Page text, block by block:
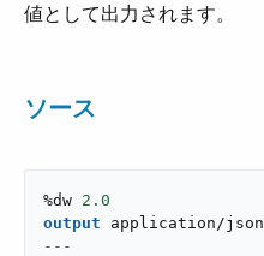
値として出力されます。
ソース
%dw 2.0
output
application/json
---